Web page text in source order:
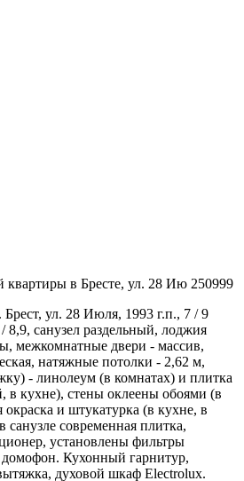
квартиры в Бресте, ул. 28 Ию 250999
Брест, ул. 28 Июля, 1993 г.п., 7 / 9
8,9, санузел раздельный, лоджия
межкомнатные двери - массив,
натяжные потолки - 2,62 м,
- линолеум (в комнатах) и плитка
в кухне), стены оклеены обоями (в
окраска и штукатурка (в кухне, в
современная плитка,
установлены фильтры
Кухонный гарнитур,
духовой шкаф Electrolux.